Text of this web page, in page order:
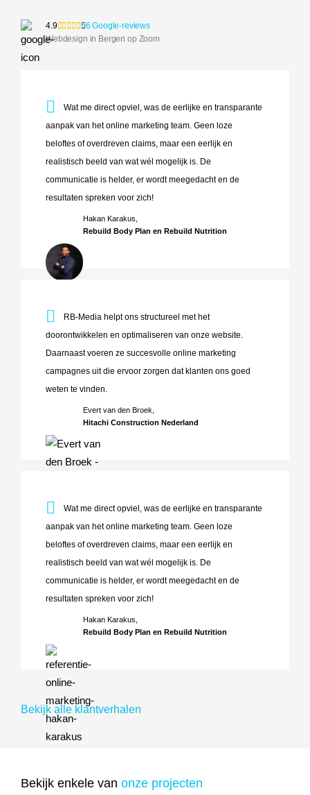
4.9
56 Google-reviews
Webdesign in Bergen op Zoom
Hakan Karakus,
Rebuild Body Plan en Rebuild Nutrition
Wat me direct opviel, was de eerlijke en transparante
aanpak van het online marketing team. Geen loze
beloftes of overdreven claims, maar een eerlijk en
realistisch beeld van wat wél mogelijk is. De
communicatie is helder, er wordt meegedacht en de
resultaten spreken voor zich!
Wat me direct opviel, was de eerlijke en transparante
Evert van den Broek,
Hitachi Construction Nederland
RB-Media helpt ons structureel met het
doorontwikkelen en optimaliseren van onze website.
Daarnaast voeren ze succesvolle online marketing
campagnes uit die ervoor zorgen dat klanten ons goed
weten te vinden.
RB-Media helpt ons structureel met het doorontwikkelen
Hakan Karakus,
Rebuild Body Plan en Rebuild Nutrition
Wat me direct opviel, was de eerlijke en transparante
aanpak van het online marketing team. Geen loze
beloftes of overdreven claims, maar een eerlijk en
realistisch beeld van wat wél mogelijk is. De
communicatie is helder, er wordt meegedacht en de
resultaten spreken voor zich!
Wat me direct opviel, was de eerlijke en transparante
Bekijk alle klantverhalen
Bekijk enkele van onze projecten